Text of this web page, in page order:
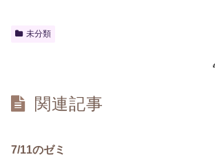
未分類
関連記事
7/11のゼミ